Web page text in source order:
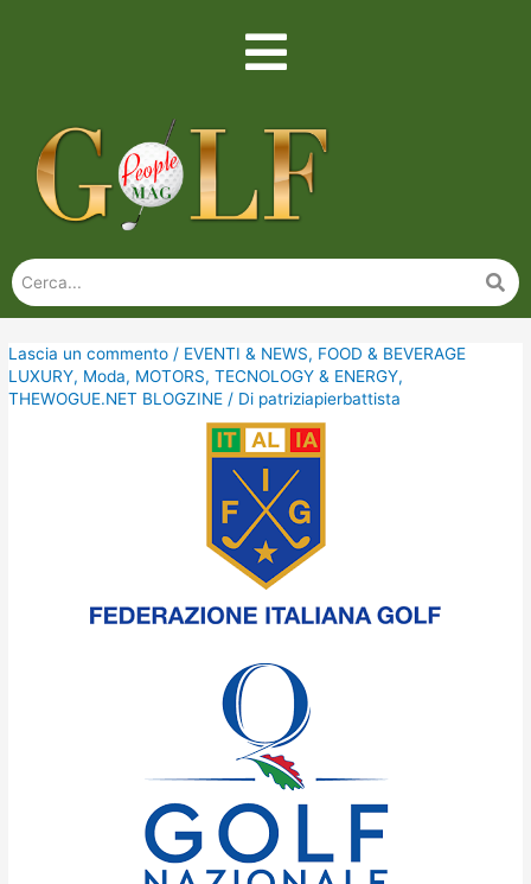
Lascia un commento / EVENTI & NEWS, FOOD & BEVERAGE
LUXURY, Moda, MOTORS,TECNOLOGY & ENERGY,
THEWOGUE.NET BLOGZINE / Di patriziapierbattista